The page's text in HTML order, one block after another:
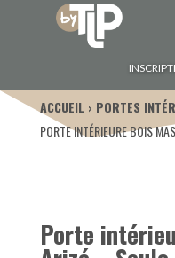
ACCUEIL PORTES
PORTE INTÉRIEURE BOIS
Porte